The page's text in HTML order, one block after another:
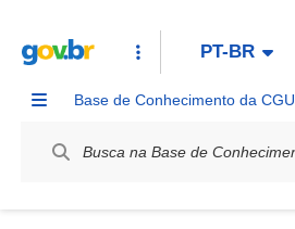
PT-BR
Base de Conhecimento da CGU